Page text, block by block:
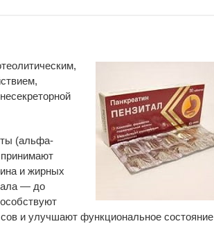
(альфа-
и жирных
— до
и улучшают функциональное состояние